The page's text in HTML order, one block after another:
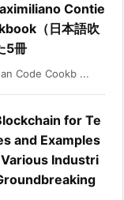
Contie
（日本語吹
5冊
Code Cookb ...
for Te
and Examples
Industri